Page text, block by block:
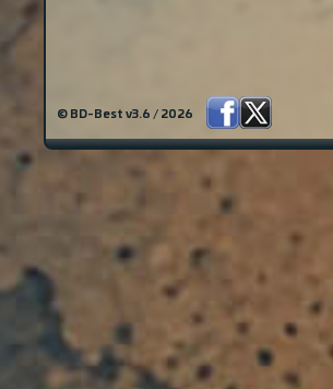
© BD-Best v3.6 / 2026